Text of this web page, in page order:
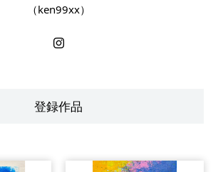
（ken99xx）
登録作品